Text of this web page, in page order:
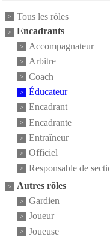
Tous les rôles
Encadrants
Accompagnateur
Arbitre
Coach
Éducateur
Encadrant
Encadrante
Entraîneur
Officiel
Responsable de
Autres rôles
Gardien
Joueur
Joueuse